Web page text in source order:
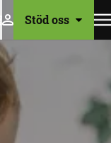
VarukorgStöd oss